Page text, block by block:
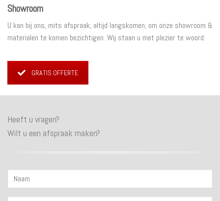
Showroom
U kan bij ons, mits afspraak, altijd langskomen, om onze showroom &
materialen te komen bezichtigen. Wij staan u met plezier te woord.
GRATIS OFFERTE
Heeft u vragen?
Wilt u een afspraak maken?